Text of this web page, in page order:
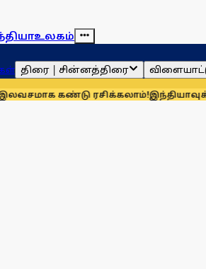
உலகம்
திரை | சின்னத்திரை
ரசிக்கலாம்!இந்தியாவுக்கு 67%